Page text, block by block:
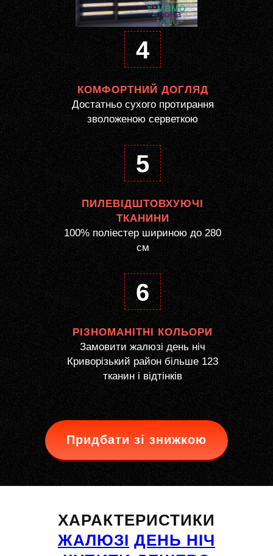
4
КОМФОРТНИЙ ДОГЛЯД
Достатньо сухого протирання
зволоженою серветкою
5
ПИЛЕВІДШТОВХУЮЧІ
ТКАНИНИ
100% поліестер шириною до 280
см
6
РІЗНОМАНІТНІ КОЛЬОРИ
Замовити жалюзі день ніч
Криворізький район більше 123
тканин і відтінків
Придбати зі знижкою
ХАРАКТЕРИСТИКИ
ЖАЛЮЗІ ДЕНЬ НІЧ